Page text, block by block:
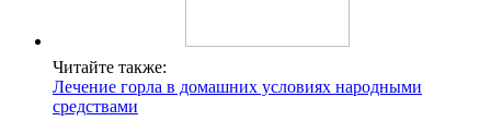
Читайте также:
Лечение горла в домашних условиях народными
средствами